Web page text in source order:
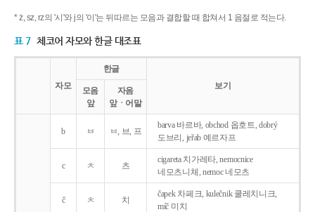
* ż, sz, rz의 '시'와 j의 '이'는 뒤따르는 모음과 결합할 때 합쳐서 1 음절로 적는다.
표 7 체코어 자모와 한글 대조표
자모
한글
보기
모음
앞
자음
앞ㆍ어말
b ㅂ ㅂ, 브, 프
barva 바르바, obchod 옵호트, dobrý
도브리, jeřab 예르자프
c ㅊ 츠
cigareta 치가레타, nemocnice
네모츠니체, nemoc 네모츠
č ㅊ 치
čapek 차페크, kulečnik 쿨레치니크,
míč 미치